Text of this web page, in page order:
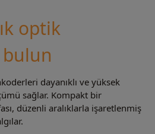
optik
dayanıklı ve yüksek
sağlar. Kompakt bir
düzenli aralıklarla işaretlenmiş